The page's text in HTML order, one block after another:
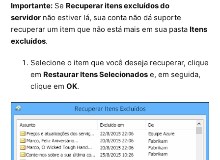
Importante: Se Recuperar itens excluídos do
servidor não estiver lá, sua conta não dá suporte
recuperar um item que não está mais em sua pasta Itens
excluídos.
Selecione o item que você deseja recuperar, clique
em Restaurar Itens Selecionados e, em seguida,
clique emOK.